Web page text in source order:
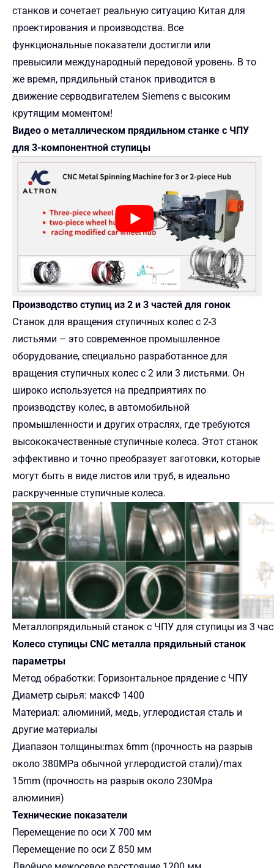
станков и сочетает реальную ситуацию Китая для
проектирования и производства. Все
функциональные показатели достигли или
превысили международный передовой уровень. В то
же время, прядильный станок приводится в
движение серводвигателем Siemens с высоким
крутящим моментом!
Видео о металлическом прядильном станке с ЧПУ
для 3-компонентной ступицы
Производство ступиц из 2 и 3 частей для гонок
Станок для вращения ступичных колес с 2-3
листьями – это современное промышленное
оборудование, специально разработанное для
вращения ступичных колес с 2 или 3 листьями. Он
широко используется на предприятиях по
производству колес, в автомобильной
промышленности и других отраслях, где требуются
высококачественные ступичные колеса. Этот станок
эффективно и точно преобразует заготовки, которые
могут быть в виде листов или труб, в идеально
раскрученные ступичные колеса.
Металлопрядильный станок с ЧПУ для ступицы из 3
Колесо ступицы CNC металла прядильный станок
параметры
Метод обработки: Горизонтальное прядение с ЧПУ
Диаметр сырья: максФ 1400
Материал: алюминий, медь, углеродистая сталь и
другие материалы
Диапазон толщины:max 6mm (прочность на разрыв
около 380MPa обычной углеродистой стали)/max
15mm (прочность на разрыв около 230Mpa
алюминия)
Технические показатели
Перемещение по оси X 700 мм
Перемещение по оси Z 850 мм